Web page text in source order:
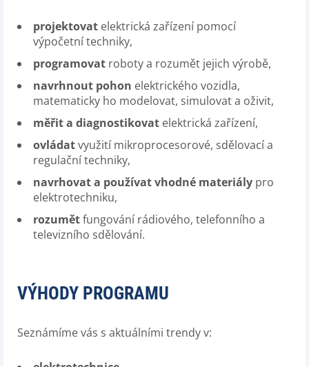
projektovat elektrická zařízení pomocí
výpočetní techniky,
programovat roboty a rozumět jejich výrobě,
navrhnout pohon elektrického vozidla,
matematicky ho modelovat, simulovat a oživit,
měřit a diagnostikovat elektrická zařízení,
ovládatvyužití mikroprocesorové, sdělovací a
regulační techniky,
navrhovat a používat vhodné materiály pro
elektrotechniku,
rozumětfungování rádiového, telefonního a
televizního sdělování.
VÝHODY PROGRAMU
Seznámíme vás s aktuálními trendy v: